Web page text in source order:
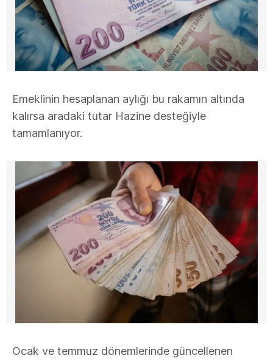
Emeklinin hesaplanan aylığı bu rakamın altında
kalırsa aradaki tutar Hazine desteğiyle
tamamlanıyor.
Ocak ve temmuz dönemlerinde güncellenen